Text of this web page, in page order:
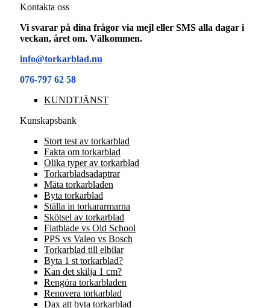
Kontakta oss
Vi svarar på dina frågor via mejl eller SMS alla dagar i
veckan, året om. Välkommen.
info@torkarblad.nu
076-797 62 58
KUNDTJÄNST
Kunskapsbank
Stort test av torkarblad
Fakta om torkarblad
Olika typer av torkarblad
Torkarbladsadaptrar
Mäta torkarbladen
Byta torkarblad
Ställa in torkararmarna
Skötsel av torkarblad
Flatblade vs Old School
PPS vs Valeo vs Bosch
Torkarblad till elbilar
Byta 1 st torkarblad?
Kan det skilja 1 cm?
Rengöra torkarbladen
Renovera torkarblad
Dax att byta torkarblad